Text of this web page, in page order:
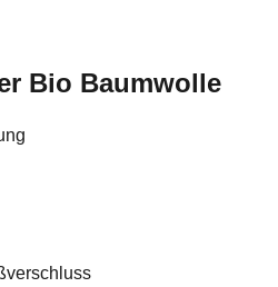
Bio Baumwolle